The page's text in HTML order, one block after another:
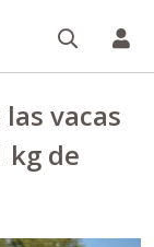
vacas
kg de